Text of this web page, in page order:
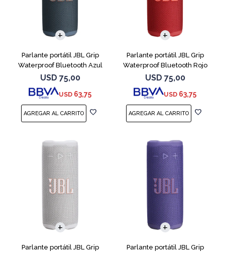
Parlante portátil JBL Grip
Waterproof Bluetooth Azul
USD 75,00
USD 63,75
Parlante portátil JBL Grip
Waterproof Bluetooth Rojo
USD 75,00
USD 63,75
Parlante portátil JBL Grip
Parlante portátil JBL Grip